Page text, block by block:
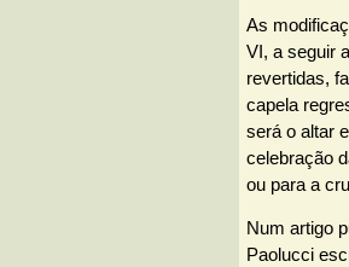
As
VI, a seguir
revertidas,
capela
será o altar
celebração
ou para a
Num artigo
Paolucci